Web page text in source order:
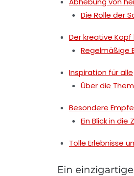
Die Rolle der
Der kreative
Regelmäßige
Inspiration für alle
Über die
Besondere
Ein Blick in die
Tolle Erlebnisse
Ein